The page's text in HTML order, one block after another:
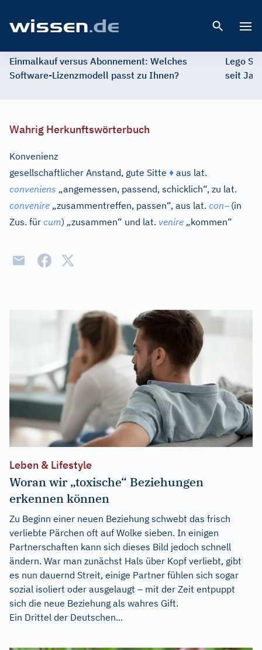
Einmalkauf versus Abonnement: Welches
Software-Lizenzmodell passt zu Ihnen?
Lego
seit
Wahrig Herkunftswörterbuch
Konvenienz
gesellschaftlicher Anstand, gute Sitte ♦ aus lat.
conveniens „angemessen, passend, schicklich“, zu lat.
convenire „zusammentreffen, passen“, aus lat. con–(in
Zus. für cum) „zusammen“ und lat. venire „kommen“
Leben & Lifestyle
Woran wir „toxische“ Beziehungen
erkennen können
Zu Beginn einer neuen Beziehung schwebt das frisch
verliebte Pärchen oft auf Wolke sieben. In einigen
Partnerschaften kann sich dieses Bild jedoch schnell
ändern. War man zunächst Hals über Kopf verliebt, gibt
es nun dauernd Streit, einige Partner fühlen sich sogar
sozial isoliert oder ausgelaugt – mit der Zeit entpuppt
sich die neue Beziehung als wahres Gift.
Ein Drittel der Deutschen...